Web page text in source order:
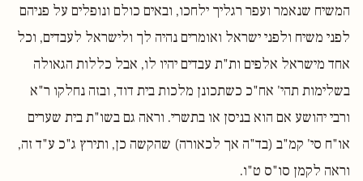
המשיח שנאמר ועפר רגליך ילחכו, ובאים כולם ונופלים על פניהם
לפני משיח ולפני ישראל ואומרים נהיה לך ולישראל לעבדים, וכל
אחד מישראל אלפים ות"ת עבדים יהיו לו, אבל כללות הגאולה
בשלימות תהי' אח"כ כשתכונן מלכות בית דוד, ובזה נחלקו ר"א
ורבי יהושע אם הוא בניסן או בתשרי. וראה גם בשו"ת בית שערים
או"ח סי' קמ"ב (בד"ה אך לכאורה) שהקשה כן, ותירץ ג"כ ע"ד זה,
וראה לקמן סו"ס ט"ו.